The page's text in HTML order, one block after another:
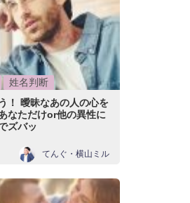
姓名判断
！ 曖昧なあの人の心を
なただけor他の異性に
ズバッ
てんぐ・横山ミル